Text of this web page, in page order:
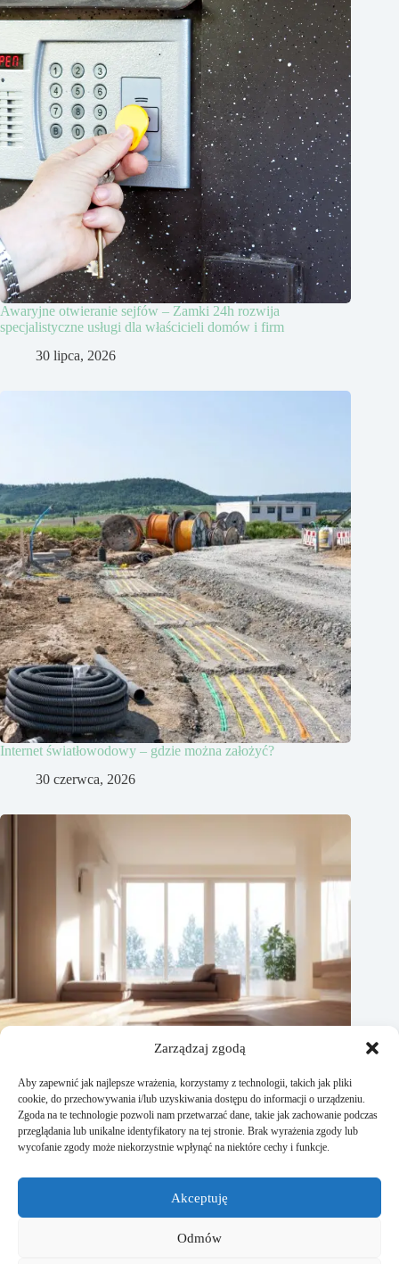
Zarządzaj zgodą
Aby zapewnić jak najlepsze wrażenia, korzystamy z technologii, takich jak pliki
cookie, do przechowywania i/lub uzyskiwania dostępu do informacji o urządzeniu.
Zgoda na te technologie pozwoli nam przetwarzać dane, takie jak zachowanie podczas
przeglądania lub unikalne identyfikatory na tej stronie. Brak wyrażenia zgody lub
wycofanie zgody może niekorzystnie wpłynąć na niektóre cechy i funkcje.
Akceptuję
Odmów
Awaryjne otwieranie sejfów – Zamki 24h rozwija
specjalistyczne usługi dla właścicieli domów i firm
30 lipca, 2026
Internet światłowodowy – gdzie można założyć?
30 czerwca, 2026
Jak dobrać moc ogrzewania podłogowego do pomieszczenia